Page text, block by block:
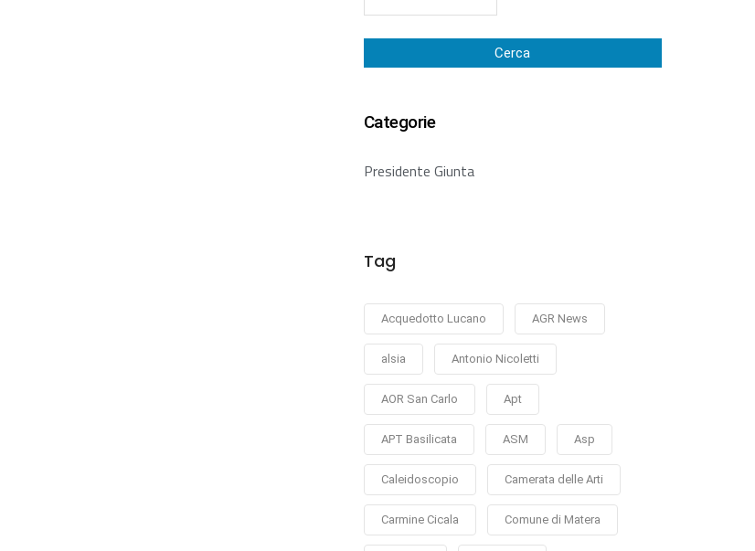
Cerca
Categorie
Presidente Giunta
Tag
Acquedotto Lucano AGR News
alsia Antonio Nicoletti
AOR San Carlo Apt
APT Basilicata ASM Asp
Caleidoscopio Camerata delle Arti
Carmine Cicala Comune di Matera